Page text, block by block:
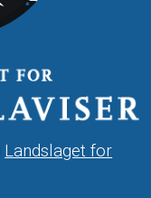
Landslaget for